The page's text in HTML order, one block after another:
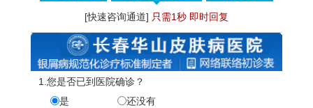
[快速咨询通道] 只需1秒 即时回复
1.您是否已到医院确诊？
是
还没有